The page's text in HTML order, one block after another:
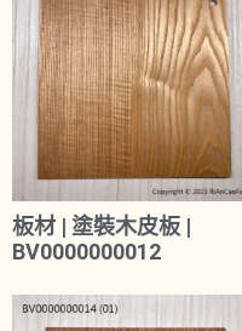
板材 | 塗裝木皮板 |
BV0000000012